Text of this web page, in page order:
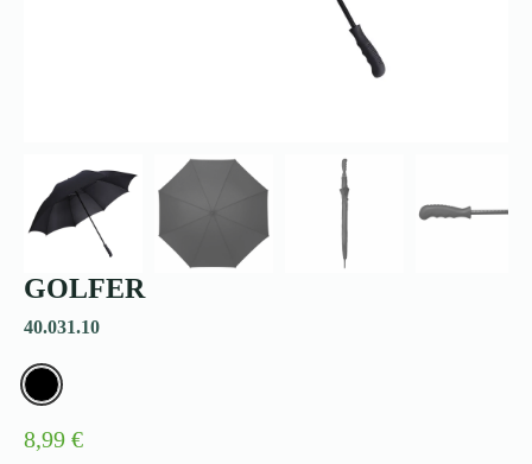
GOLFER
40.031.10
8,99 €